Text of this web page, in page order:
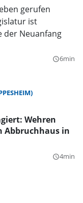
gerufen
ist
der Neuanfang
query_builder6min
Wehren
Abbruchhaus in
query_builder4min